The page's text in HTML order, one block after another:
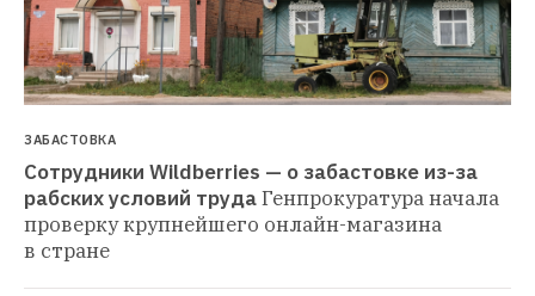
ЗАБАСТОВКА
Сотрудники Wildberries — о забастовке из-за
рабских условий трудаГенпрокуратура начала
проверку крупнейшего онлайн-магазина
в стране